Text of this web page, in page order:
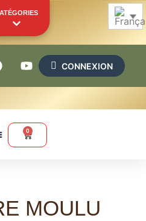
CONNEXION
0
MOULU
Moulus